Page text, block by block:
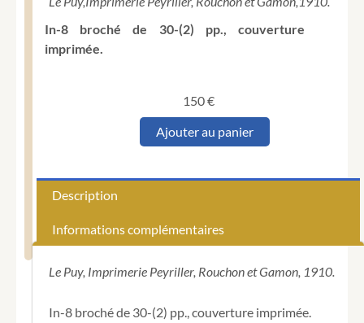
In-8 broché de 30-(2) pp., couverture
imprimée.
150€
quantité
bibliographie
de
Just.
Ajouter au panier
Description
Informations complémentaires
Le Puy, Imprimerie Peyriller, Rouchon et Gamon, 1910.
In-8 broché de 30-(2) pp., couverture imprimée.